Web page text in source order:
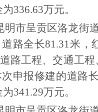
336.63万元。
明市呈贡区洛龙街
路全长81.31米
路工程、交通工
申报修建的道路
341.29万元。